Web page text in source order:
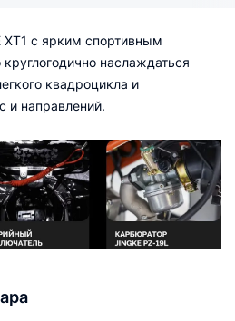
XT1 с ярким спортивным
наслаждаться
квадроцикла и
и направлений.